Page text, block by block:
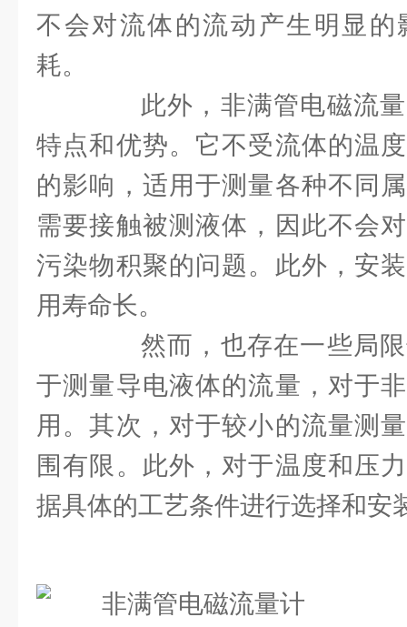
不会对流体的流动产生明显的
耗。
此外，非满管电磁流量
特点和优势。它不受流体的温
的影响，适用于测量各种不同
需要接触被测液体，因此不会
污染物积聚的问题。此外，安
用寿命长。
然而，也存在一些局限
于测量导电液体的流量，对于
用。其次，对于较小的流量测
围有限。此外，对于温度和压
据具体的工艺条件进行选择和安